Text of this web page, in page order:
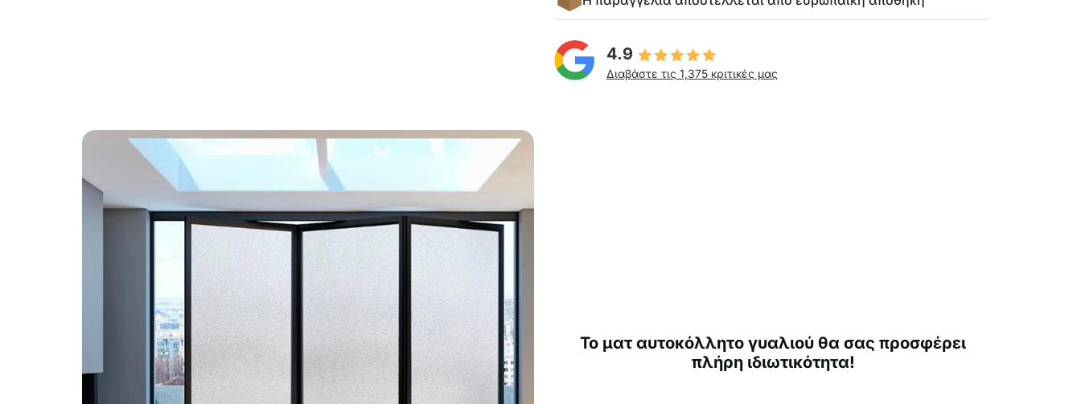
4.9
Διαβάστε τις 1,375 κριτικές μας
Το ματ αυτοκόλλητο γυαλιού θα σας προσφέρει
πλήρη ιδιωτικότητα!